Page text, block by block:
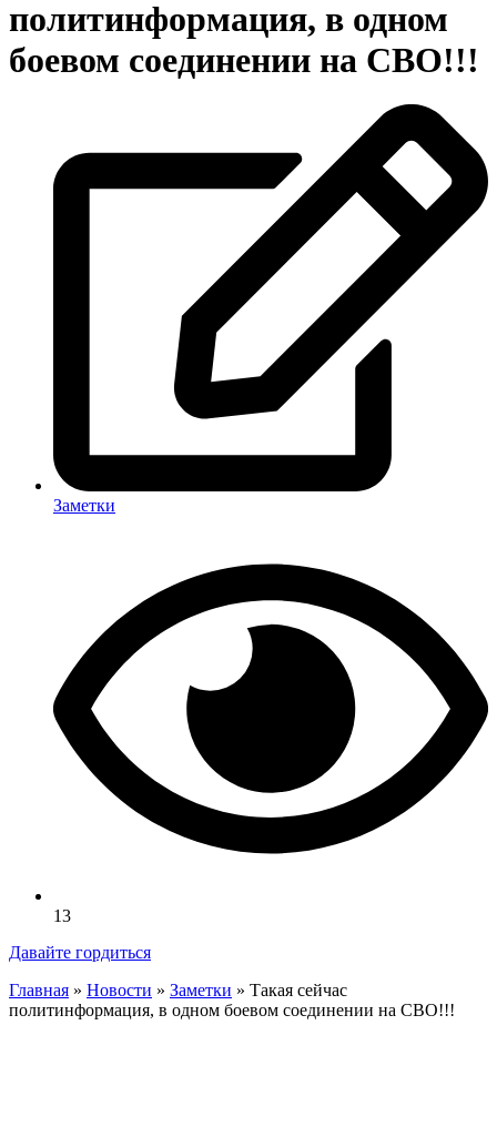
политинформация, в одном
боевом соединении на СВО!!!
Заметки
13
Давайте гордиться
Главная » Новости » Заметки » Такая сейчас
политинформация, в одном боевом соединении на СВО!!!